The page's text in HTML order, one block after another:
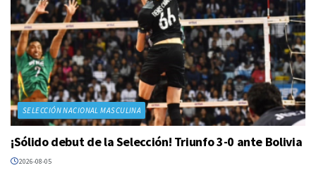
SELECCIÓN NACIONAL MASCULINA
¡Sólido debut de la Selección! Triunfo 3-0 ante Bolivia
2026-08-05